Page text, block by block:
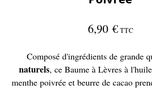
6,90 € TTC
Composé d'ingrédients de grande
naturels, ce Baume à Lèvres à
menthe poivrée et beurre de cacao